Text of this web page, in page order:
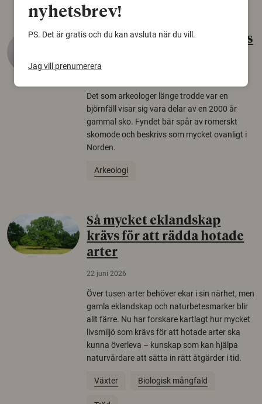
Gammalt skinn var Sveriges
Det som arkeologer länge trodde var en
björnfäll visar sig vara delar av en 2000 år
gammal sko. Fyndet bär spår av romerskt
skomode och beskrivs som mycket ovanligt i
Norden.
Arkeologi
Så mycket eklandskap
krävs för att rädda hotade
arter
22 juni 2026
Över tusen arter behöver ekar i sin närhet, men
gamla eklandskap och naturbetesmarker blir
allt färre. Nu har forskare kartlagt hur mycket
livsmiljö som krävs för att hotade arter ska
kunna överleva – kunskap som kan hjälpa
naturvårdare att sätta in rätt åtgärder i tid.
Växter Biologisk mångfald
nyhetsbrev!
PS. Det är gratis och du kan avsluta när du vill.
Jag vill prenumerera